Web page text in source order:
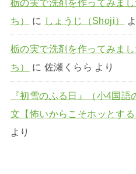
栃の実で洗剤を作ってみま
ち）
に しょうじ（Shoji）
栃の実で洗剤を作ってみま
ち）
に 佐瀬くらら より
『初雪のふる日』（小4国
文【怖いからこそホッとする
より